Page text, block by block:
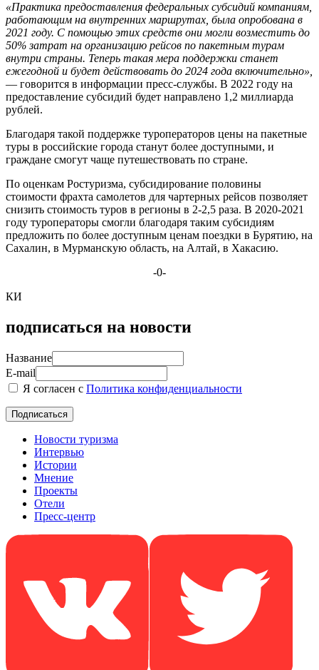
«Практика предоставления федеральных субсидий компаниям,
работающим на внутренних маршрутах, была опробована в
2021 году. С помощью этих средств они могли возместить до
50% затрат на организацию рейсов по пакетным турам
внутри страны. Теперь такая мера поддержки станет
ежегодной и будет действовать до 2024 года включительно»,
— говорится в информации пресс-службы. В 2022 году на
предоставление субсидий будет направлено 1,2 миллиарда
рублей.
Благодаря такой поддержке туроператоров цены на пакетные
туры в российские города станут более доступными, и
граждане смогут чаще путешествовать по стране.
По оценкам Ростуризма, субсидирование половины
стоимости фрахта самолетов для чартерных рейсов позволяет
снизить стоимость туров в регионы в 2-2,5 раза. В 2020-2021
году туроператоры смогли благодаря таким субсидиям
предложить по более доступным ценам поездки в Бурятию, на
Сахалин, в Мурманскую область, на Алтай, в Хакасию.
-0-
КИ
подписаться на новости
Название
E-mail
Я согласен с Политика конфиденциальности
Новости туризма
Интервью
Истории
Мнение
Проекты
Отели
Пресс-центр